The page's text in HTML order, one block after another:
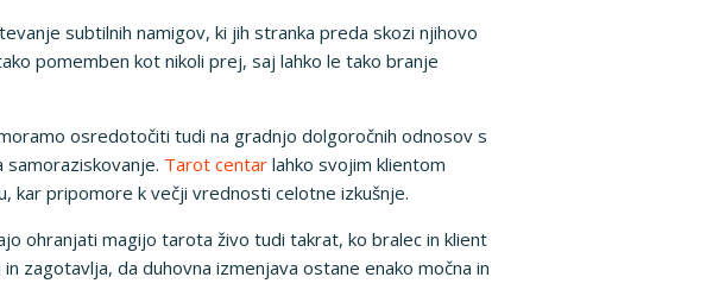
subtilnih namigov, ki jih stranka preda skozi njihovo
pomemben kot nikoli prej, saj lahko le tako branje
osredotočiti tudi na gradnjo dolgoročnih odnosov s
Tarot centar lahko svojim klientom
kar pripomore k večji vrednosti celotne izkušnje.
ohranjati magijo tarota živo tudi takrat, ko bralec in klient
zagotavlja, da duhovna izmenjava ostane enako močna in